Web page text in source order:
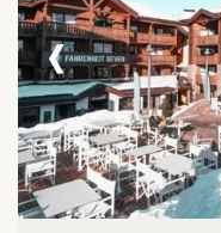
‹